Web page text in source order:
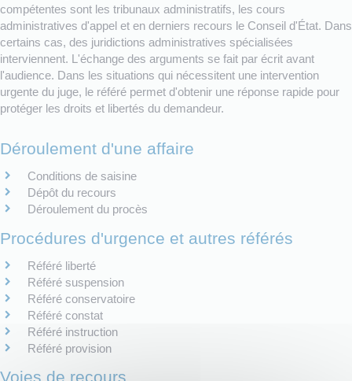
compétentes sont les tribunaux administratifs, les cours
administratives d'appel et en derniers recours le Conseil d'État. Dans
certains cas, des juridictions administratives spécialisées
interviennent. L'échange des arguments se fait par écrit avant
l'audience. Dans les situations qui nécessitent une intervention
urgente du juge, le référé permet d'obtenir une réponse rapide pour
protéger les droits et libertés du demandeur.
Déroulement d'une affaire
Conditions de saisine
Dépôt du recours
Déroulement du procès
Procédures d'urgence et autres référés
Référé liberté
Référé suspension
Référé conservatoire
Référé constat
Référé instruction
Référé provision
Voies de recours